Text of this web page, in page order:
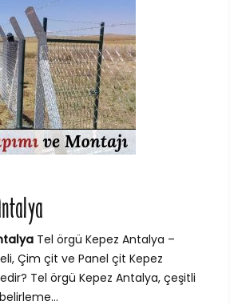
Tel örgü Kepez Antalya –
Çim çit ve Panel çit Kepez
Tel örgü Kepez Antalya, çeşitli